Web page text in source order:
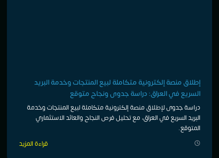
إطلاق منصة إلكترونية متكاملة لبيع المنتجات وخدمة البريد
السريع في العراق: دراسة جدوى ونجاح متوقع
دراسة جدوى لإطلاق منصة إلكترونية متكاملة لبيع المنتجات وخدمة
البريد السريع في العراق، مع تحليل فرص النجاح والعائد الاستثماري
المتوقع.
قراءة المزيد